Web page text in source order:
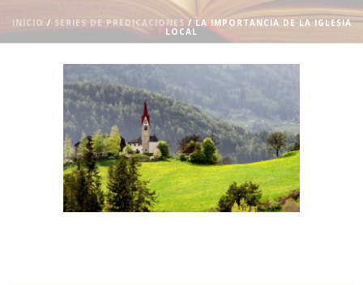
INICIO / SERIES DE PREDICACIONES / LA IMPORTANCIA DE LA IGLESIA
LOCAL